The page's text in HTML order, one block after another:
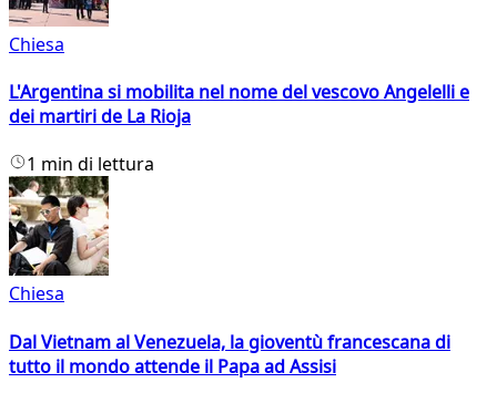
Chiesa
L'Argentina si mobilita nel nome del vescovo Angelelli e
dei martiri de La Rioja
1 min di lettura
Chiesa
Dal Vietnam al Venezuela, la gioventù francescana di
tutto il mondo attende il Papa ad Assisi